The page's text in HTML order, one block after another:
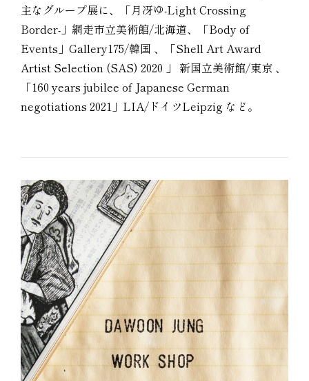
主なグループ展に、「月冴ゆ-Light Crossing
Border-」網走市立美術館/北海道、「Body of
Events」Gallery175/韓国 、「Shell Art Award
Artist Selection (SAS) 2020 」 新国立美術館/東京 、
「160 years jubilee of Japanese German
negotiations 2021」LIA/ドイツLeipzig など。